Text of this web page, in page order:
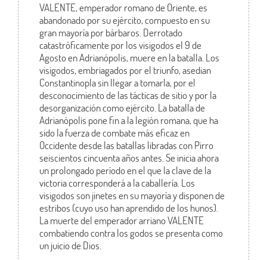
VALENTE, emperador romano de Oriente, es
abandonado por su ejército, compuesto en su
gran mayoría por bárbaros. Derrotado
catastróficamente por los visigodos el 9 de
Agosto en Adrianópolis, muere en la batalla. Los
visigodos, embriagados por el triunfo, asedian
Constantinopla sin llegar a tomarla, por el
desconocimiento de las tácticas de sitio y por la
desorganización como ejército. La batalla de
Adrianópolis pone fin a la legión romana, que ha
sido la fuerza de combate más eficaz en
Occidente desde las batallas libradas con Pirro
seiscientos cincuenta años antes. Se inicia ahora
un prolongado período en el que la clave de la
victoria corresponderá a la caballería. Los
visigodos son jinetes en su mayoría y disponen de
estribos (cuyo uso han aprendido de los hunos).
La muerte del emperador arriano VALENTE
combatiendo contra los godos se presenta como
un juicio de Dios.